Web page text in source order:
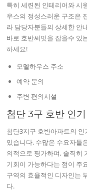
특히 세련된 인테리어와 시
우스의 정성스러운 구조은
라 담당자분들의 상세한 안
바로 호반써밋을 잡을수 있
하세요!
모델하우스 주소
예약 문의
주변 편의시설
첨단 3구 호반 인
첨단3지구 호반아파트의
있습니다. 수많은 수요자들
의적으로 평가하며, 솔직히
기회이 가능하다는 점이 주
구역의 효율적인 디자인는
다.